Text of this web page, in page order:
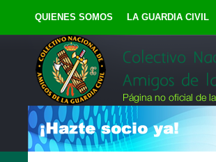
QUIENES SOMOS LA GUARDIA CIVIL